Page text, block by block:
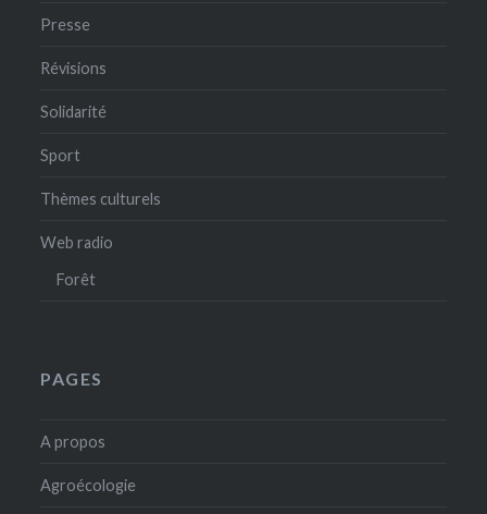
Presse
Révisions
Solidarité
Sport
Thèmes culturels
Web radio
Forêt
PAGES
A propos
Agroécologie